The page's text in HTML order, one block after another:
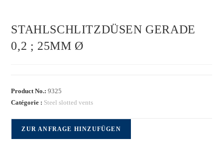
STAHLSCHLITZDÜSEN GERADE
0,2 ; 25MM Ø
Product No.:9325
Catégorie : Steel slotted vents
ZUR ANFRAGE HINZUFÜGEN